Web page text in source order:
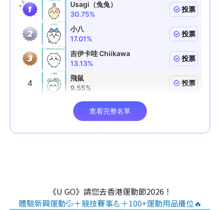
《U GO》請您去香港運動節2026！
體驗新興運動💦＋競技賽事💪＋100+運動用品攤位🔥